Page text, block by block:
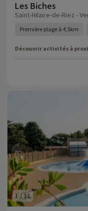
Les Biches
Saint-Hilaire-de-Riez -
Première plage à 4,5km
Découvrir activités à
1 /11